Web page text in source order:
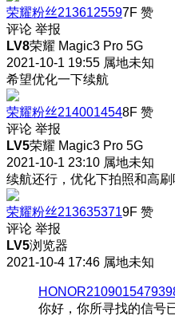
荣耀粉丝2136125597F 赞
评论 举报
LV8荣耀 Magic3 Pro 5G
2021-10-1 19:55 属地未知
希望优化一下续航
荣耀粉丝2140014548F 赞
评论 举报
LV5荣耀 Magic3 Pro 5G
2021-10-1 23:10 属地未知
续航还行，优化下拍照和高刷
荣耀粉丝2136353719F 赞
评论 举报
LV5浏览器
2021-10-4 17:46 属地未知
你好，你所寻找的信号